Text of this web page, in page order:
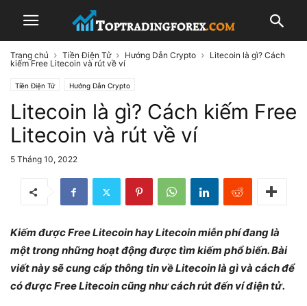
Trang chủ Tiền Điện Tử Hướng Dẫn Crypto
Litecoin là gì? Cách
kiếm Free Litecoin và rút về ví
Tiền Điện Tử Hướng Dẫn Crypto
Litecoin là gì? Cách kiếm Free
Litecoin và rút về ví
5 Tháng 10, 2022
Kiếm được Free Litecoin hay Litecoin miễn phí đang là
một trong những hoạt động được tìm kiếm phổ biến. Bài
viết này sẽ cung cấp thông tin về Litecoin là gì và cách để
có được Free Litecoin cũng như cách rút đến ví điện tử.